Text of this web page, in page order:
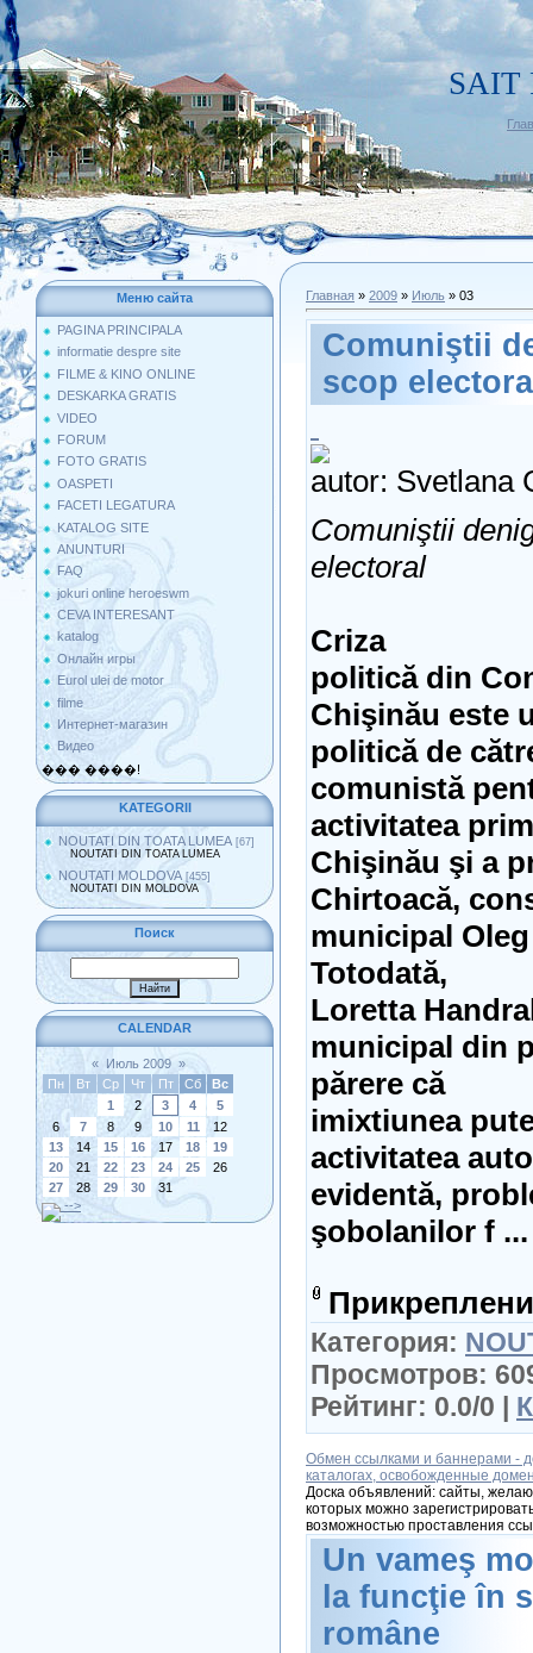
SAIT
Меню сайта
PAGINA PRINCIPALA
informatie despre site
FILME & KINO ONLINE
DESKARKA GRATIS
VIDEO
FORUM
FOTO GRATIS
OASPETI
FACETI LEGATURA
KATALOG SITE
ANUNTURI
FAQ
jokuri online heroeswm
CEVA INTERESANT
katalog
Онлайн игры
Eurol ulei de motor
filme
Интернет-магазин
Видео
��� ����!
KATEGORII
NOUTATI DIN TOATA LUMEA [67]
NOUTATI DIN TOATA LUMEA
NOUTATI MOLDOVA [455]
NOUTATI DIN MOLDOVA
Поиск
CALENDAR
« Июль 2009 »
Пн
Вт Ср Чт Пт Сб
Вс
1
2 3 4
5
6
7 8 9 10 11
12
13
14 15 16 17 18
19
20
21 22 23 24 25
26
27
28 29 30
31
-->
Главная » 2009 » Июль » 03
Comuniştii
scop
autor: Svetlana
Comuniştii
electoral
Criza
politică din
Chişinău este
politică de
comunistă
activitatea
Chişinău şi a
Chirtoacă,
municipal
Totodată,
Loretta
municipal din
părere că
imixtiunea
activitatea
evidentă,
şobolanilor f
Категория:
Просмотров:
Рейтинг: 0.0/0 |
Обмен ссылками и баннерами -
каталогах, освобожденные
Доска объявлений: сайты,
которых можно
возможностью проставления
Un vameş
la funcţie în
române